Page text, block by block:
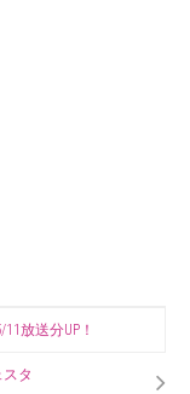
放送分UP！
タ